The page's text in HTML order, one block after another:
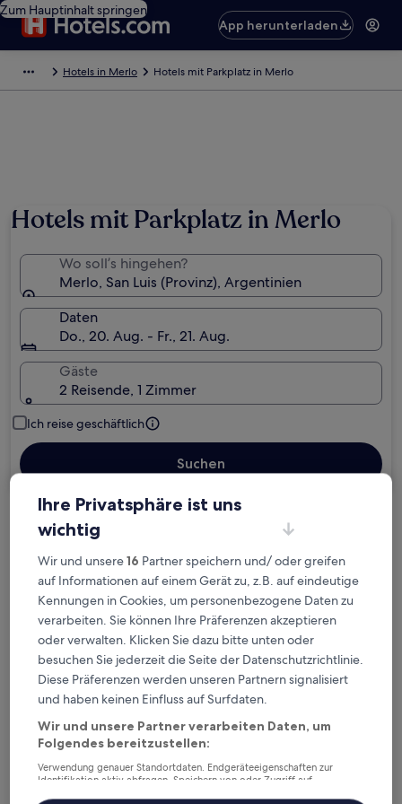
Zum Hauptinhalt springen
App herunterladen
Hotels in Merlo Hotels mit Parkplatz in Merlo
Hotels mit Parkplatz in Merlo
Wo soll’s hingehen?
Merlo, San Luis (Provinz), Argentinien
Daten
Do., 20. Aug. - Fr., 21. Aug.
Gäste
2 Reisende, 1 Zimmer
Ich reise geschäftlich
Suchen
Kostenlose Stornierung bei
Planänderungen
Verdiene Prämien für jede
wahrgenommene Übernachtung
Mehr sparen mit Preisen für Mitglieder
Überprüfe die Preise für diese Daten
Heute
6. Aug. - 7. Aug.
Morgen
7. Aug. - 8. Aug.
Ihre Privatsphäre ist uns
wichtig
Wir und unsere16 Partner speichern und/ oder greifen
auf Informationen auf einem Gerät zu, z.B. auf eindeutige
Kennungen in Cookies, um personenbezogene Daten zu
verarbeiten. Sie können Ihre Präferenzen akzeptieren
oder verwalten. Klicken Sie dazu bitte unten oder
besuchen Sie jederzeit die Seite der Datenschutzrichtlinie.
Diese Präferenzen werden unseren Partnern signalisiert
und haben keinen Einfluss auf Surfdaten.
Wir und unsere Partner verarbeiten Daten, um
Folgendes bereitzustellen:
Verwendung genauer Standortdaten. Endgeräteeigenschaften zur
Identifikation aktiv abfragen. Speichern von oder Zugriff auf